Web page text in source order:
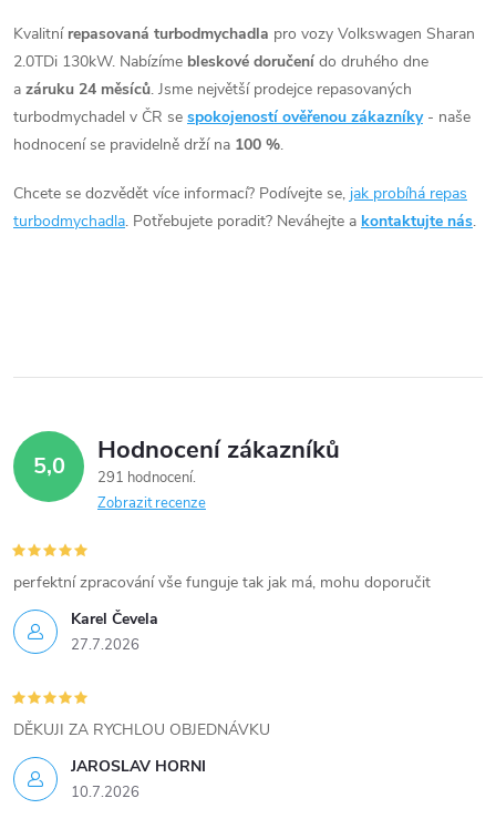
ů
ů
125kW, 130kW
135kW, 40 TDi 135kW, GTD
135kW
v
l
á
a
v
k
v
ý
p
i
s
u
Kvalitní repasovaná turbodmychadla pro vozy Volkswagen Sharan
2.0TDi 130kW. Nabízíme bleskové doručení do druhého dne
a záruku 24 měsíců. Jsme největší prodejce repasovaných
turbodmychadel v ČR se spokojeností ověřenou zákazníky - naše
hodnocení se pravidelně drží na 100 %.
Chcete se dozvědět více informací? Podívejte se, jak probíhá repas
turbodmychadla. Potřebujete poradit? Neváhejte a kontaktujte nás.
5,0 Hodnocení zákazníků
291 hodnocení
Zobrazit recenze
Karel Čevela
27.7.2026
perfektní zpracování vše funguje tak jak má, mohu doporučit
JAROSLAV HORNI
10.7.2026
DĚKUJI ZA RYCHLOU OBJEDNÁVKU